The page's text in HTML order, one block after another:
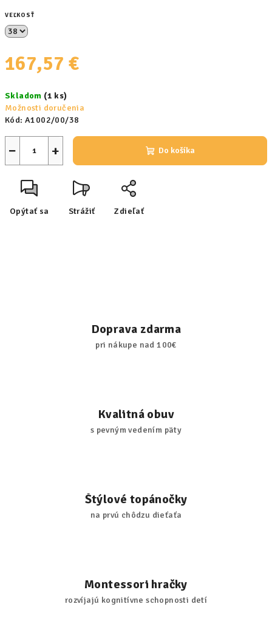
VEĽKOSŤ
167,57 €
cena:
Skladom (1 ks)
Možnosti doručenia
Kód: A1002/00/38
+
− Do košíka
Opýtať sa Strážiť Zdieľať
Doprava zdarma
pri nákupe nad 100€
Kvalitná obuv
s pevným vedením päty
Štýlové topánočky
na prvú chôdzu dieťaťa
Montessori hračky
rozvíjajú kognitívne schopnosti detí